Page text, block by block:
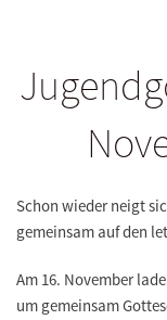
Schon wieder neigt
gemeinsam auf den
Am 16. November
um gemeinsam